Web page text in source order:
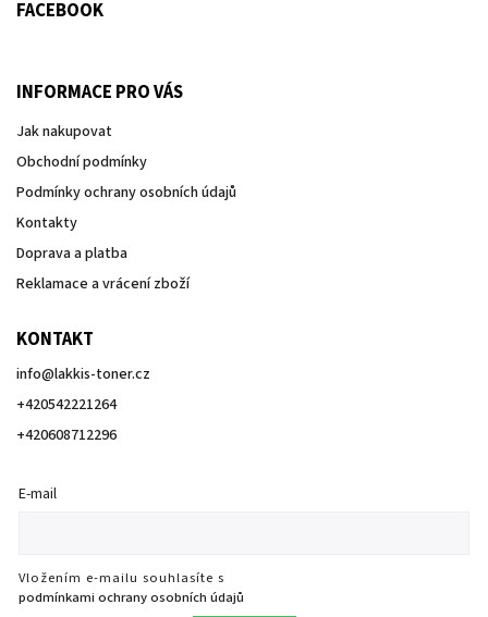
FACEBOOK
INFORMACE PRO VÁS
Jak nakupovat
Obchodní podmínky
Podmínky ochrany osobních údajů
Kontakty
Doprava a platba
Reklamace a vrácení zboží
KONTAKT
info@lakkis-toner.cz
+420542221264
+420608712296
E-mail
Vložením e-mailu souhlasíte s
podmínkami ochrany osobních údajů